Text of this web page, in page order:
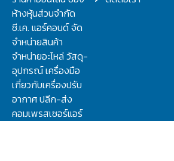
ห้างหุ้นส่วนจำกัด
ซี.เค. แอร์คอนด์ จัด
จำหน่ายสินค้า
จำหน่ายอะไหล่ วัสดุ-
อุปกรณ์ เครื่องมือ
เกี่ยวกับเครื่องปรับ
อากาศ ปลีก-ส่ง
คอมเพรสเซอร์แอร์